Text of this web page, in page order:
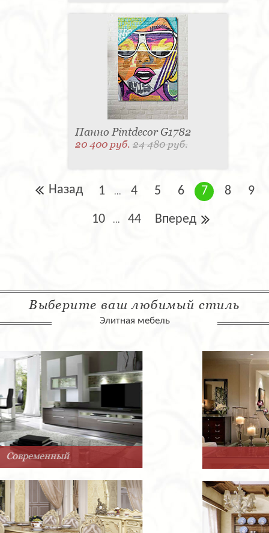
Панно Pintdecor G1782
20 400 руб.24 480 руб.
Назад 1 ... 4 5 6 7 8 9
10 ... 44 Вперед
Выберите ваш любимый стиль
Элитная мебель